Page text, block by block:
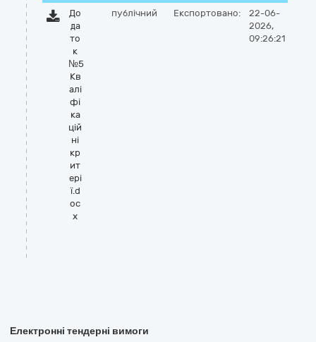
До
да
то
к
№5
Кв
алі
фі
ка
цій
ні
кр
ит
ері
ї.d
oc
x
публічний Експортовано:
22-06-
2026,
09:26:21
Електронні тендерні вимоги